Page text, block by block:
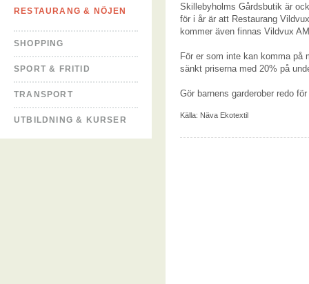
RESTAURANG & NÖJEN
SHOPPING
SPORT & FRITID
TRANSPORT
UTBILDNING & KURSER
Skillebyholms Gårdsbutik är
för i år är att Restaurang
kommer även finnas Vildvux
För er som inte kan komma på
sänkt priserna med 20% på
Gör barnens garderober redo
Källa: Näva Ekotextil